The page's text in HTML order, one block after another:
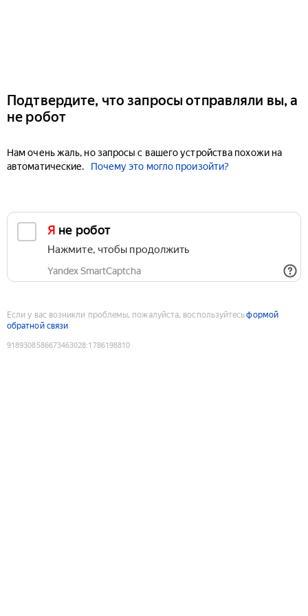
Подтвердите, что запросы отправляли вы, а
не робот
Нам очень жаль, но запросы с вашего устройства похожи на
автоматические.
Почему это могло произойти?
Я не робот
Нажмите, чтобы продолжить
Yandex SmartCaptcha
Если у вас возникли проблемы, пожалуйста, воспользуйтесьформой
обратной связи
9189308586673463028:1786198810